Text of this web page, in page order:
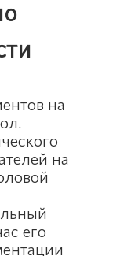
на
на
его